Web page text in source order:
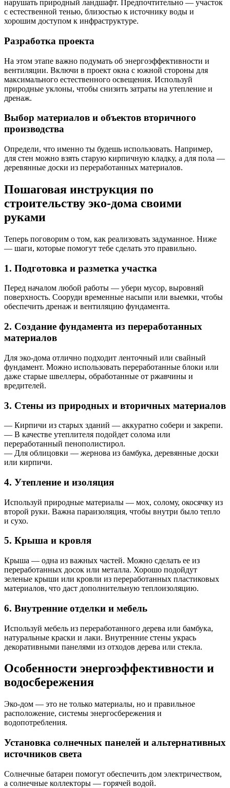
нарушать природный ландшафт. Предпочтительно — участок
с естественной тенью, близостью к источнику воды и
хорошим доступом к инфраструктуре.
Разработка проекта
На этом этапе важно подумать об энергоэффективности и
вентиляции. Включи в проект окна с южной стороны для
максимального естественного освещения. Используй
природные уклоны, чтобы снизить затраты на утепление и
дренаж.
Выбор материалов и объектов вторичного
производства
Определи, что именно ты будешь использовать. Например,
для стен можно взять старую кирпичную кладку, а для пола —
деревянные доски из переработанных материалов.
Пошаговая инструкция по
строительству эко-дома своими
руками
Теперь поговорим о том, как реализовать задуманное. Ниже
— шаги, которые помогут тебе сделать это правильно.
1. Подготовка и разметка участка
Перед началом любой работы — убери мусор, выровняй
поверхность. Сооруди временные насыпи или выемки, чтобы
обеспечить дренаж и вентиляцию фундамента.
2. Создание фундамента из переработанных
материалов
Для эко-дома отлично подходит ленточный или свайный
фундамент. Можно использовать переработанные блоки или
даже старые швеллеры, обработанные от ржавчины и
вредителей.
3. Стены из природных и вторичных материалов
— Кирпичи из старых зданий — аккуратно собери и закрепи.
— В качестве утеплителя подойдет солома или
переработанный пенополистирол.
— Для облицовки — жернова из бамбука, деревянные доски
или кирпичи.
4. Утепление и изоляция
Используй природные материалы — мох, солому, окосячку из
второй руки. Важна параизоляция, чтобы внутри было тепло
и сухо.
5. Крыша и кровля
Крыша — одна из важных частей. Можно сделать ее из
переработанных досок или металла. Хорошо подойдут
зеленые крыши или кровли из переработанных пластиковых
материалов, что даст дополнительную теплоизоляцию.
6. Внутренние отделки и мебель
Используй мебель из переработанного дерева или бамбука,
натуральные краски и лаки. Внутренние стены укрась
декоративными панелями из отходов дерева или стекла.
Особенности энергоэффективности и
водосбережения
Эко-дом — это не только материалы, но и правильное
расположение, системы энергосбережения и
водопотребления.
Установка солнечных панелей и альтернативных
источников света
Солнечные батареи помогут обеспечить дом электричеством,
а солнечные коллекторы — горячей водой.